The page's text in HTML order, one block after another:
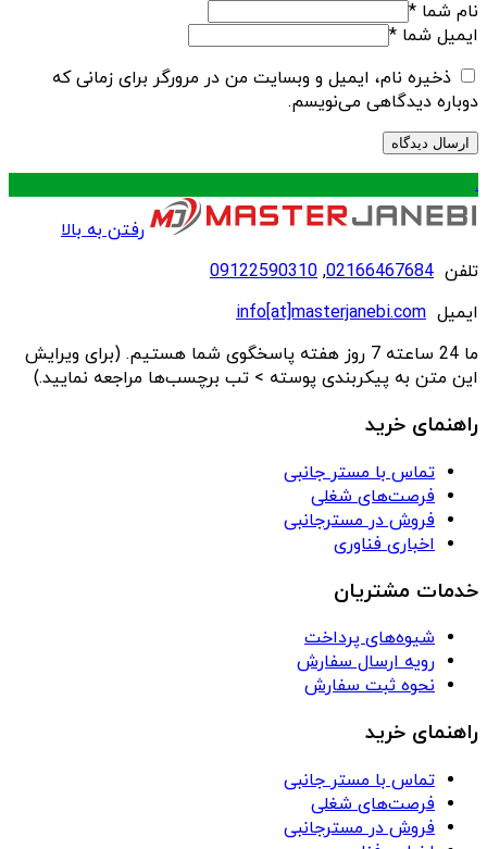
نام شما *
ایمیل شما *
ذخیره نام، ایمیل و وبسایت من در مرورگر برای زمانی که
دوباره دیدگاهی می‌نویسم.
.
رفتن به بالا
تلفن 02166467684
,
09122590310
ایمیل info[at]masterjanebi.com
ما 24 ساعته 7 روز هفته پاسخگوی شما هستیم. (برای ویرایش
این متن به پیکربندی پوسته > تب برچسب‌ها مراجعه نمایید.)
راهنمای خرید
تماس با مستر جانبی
فرصت‌های شغلی
فروش در مسترجانبی
اخباری فناوری
خدمات مشتریان
شیوه‌های پرداخت
رویه ارسال سفارش
نحوه ثبت سفارش
راهنمای خرید
تماس با مستر جانبی
فرصت‌های شغلی
فروش در مسترجانبی